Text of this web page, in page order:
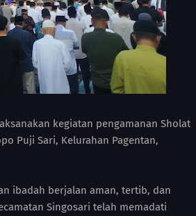
kegiatan pengamanan Sholat
Puji Sari, Kelurahan Pagentan,
ibadah berjalan aman, tertib, dan
Singosari telah memadati